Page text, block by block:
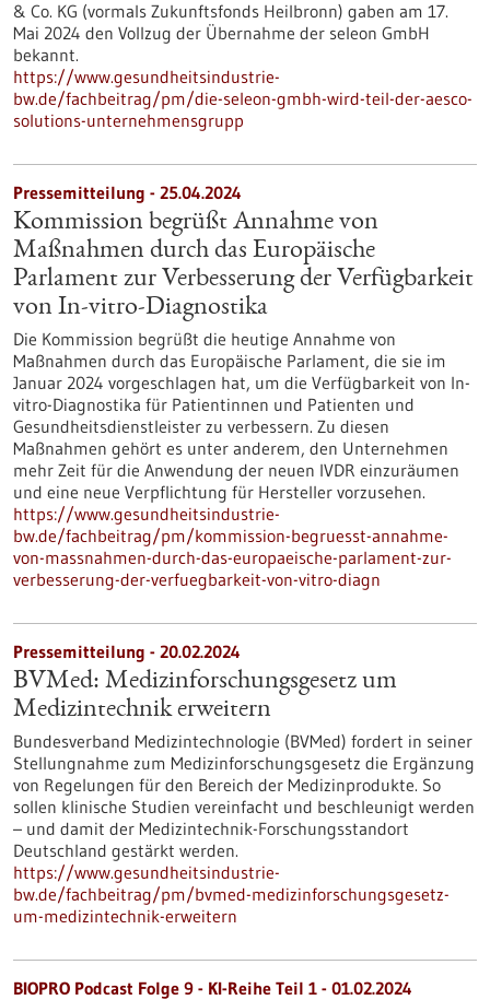
& Co. KG (vormals Zukunftsfonds Heilbronn) gaben am 17.
Mai 2024 den Vollzug der Übernahme der seleon GmbH
bekannt.
https://www.gesundheitsindustrie-
bw.de/fachbeitrag/pm/die-seleon-gmbh-wird-teil-der-aesco-
solutions-unternehmensgrupp
Pressemitteilung - 25.04.2024
Kommission begrüßt Annahme von
Maßnahmen durch das Europäische
Parlament zur Verbesserung der Verfügbarkeit
von In-vitro-Diagnostika
Die Kommission begrüßt die heutige Annahme von
Maßnahmen durch das Europäische Parlament, die sie im
Januar 2024 vorgeschlagen hat, um die Verfügbarkeit von In-
vitro-Diagnostika für Patientinnen und Patienten und
Gesundheitsdienstleister zu verbessern. Zu diesen
Maßnahmen gehört es unter anderem, den Unternehmen
mehr Zeit für die Anwendung der neuen IVDR einzuräumen
und eine neue Verpflichtung für Hersteller vorzusehen.
https://www.gesundheitsindustrie-
bw.de/fachbeitrag/pm/kommission-begruesst-annahme-
von-massnahmen-durch-das-europaeische-parlament-zur-
verbesserung-der-verfuegbarkeit-von-vitro-diagn
Pressemitteilung - 20.02.2024
BVMed: Medizinforschungsgesetz um
Medizintechnik erweitern
Bundesverband Medizintechnologie (BVMed) fordert in seiner
Stellungnahme zum Medizinforschungsgesetz die Ergänzung
von Regelungen für den Bereich der Medizinprodukte. So
sollen klinische Studien vereinfacht und beschleunigt werden
– und damit der Medizintechnik-Forschungsstandort
Deutschland gestärkt werden.
https://www.gesundheitsindustrie-
bw.de/fachbeitrag/pm/bvmed-medizinforschungsgesetz-
um-medizintechnik-erweitern
BIOPRO Podcast Folge 9 - KI-Reihe Teil 1 - 01.02.2024